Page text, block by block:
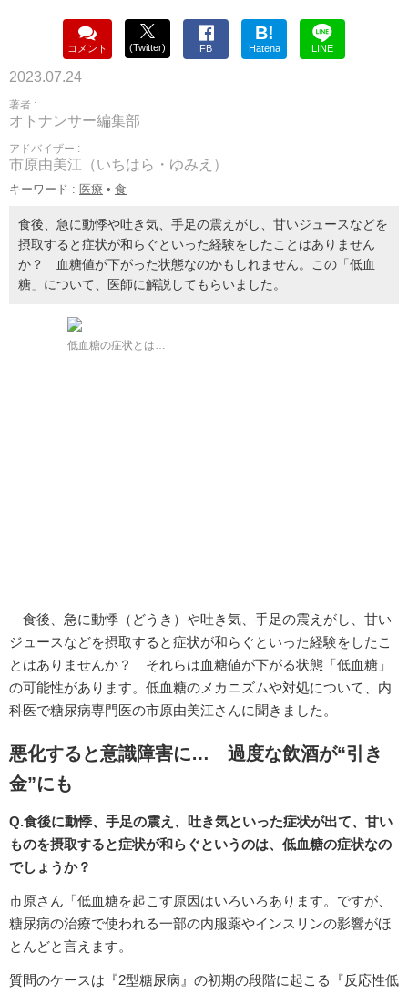
コメント (Twitter) FB
B!
Hatena LINE
2023.07.24
著者 :
オトナンサー編集部
アドバイザー :
市原由美江（いちはら・ゆみえ）
キーワード : 医療 • 食
食後、急に動悸や吐き気、手足の震えがし、甘いジュースなどを
摂取すると症状が和らぐといった経験をしたことはありません
か？ 血糖値が下がった状態なのかもしれません。この「低血
糖」について、医師に解説してもらいました。
低血糖の症状とは…
食後、急に動悸（どうき）や吐き気、手足の震えがし、甘い
ジュースなどを摂取すると症状が和らぐといった経験をしたこ
とはありませんか？ それらは血糖値が下がる状態「低血糖」
の可能性があります。低血糖のメカニズムや対処について、内
科医で糖尿病専門医の市原由美江さんに聞きました。
悪化すると意識障害に… 過度な飲酒が“引き
金”にも
Q.食後に動悸、手足の震え、吐き気といった症状が出て、甘い
ものを摂取すると症状が和らぐというのは、低血糖の症状なの
でしょうか？
市原さん「低血糖を起こす原因はいろいろあります。ですが、
糖尿病の治療で使われる一部の内服薬やインスリンの影響がほ
とんどと言えます。
質問のケースは『2型糖尿病』の初期の段階に起こる『反応性低